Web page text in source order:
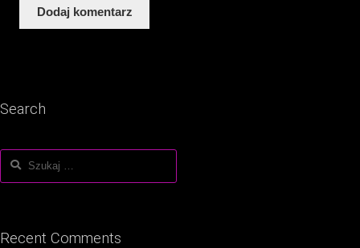
Search
Szukaj:
Recent Comments